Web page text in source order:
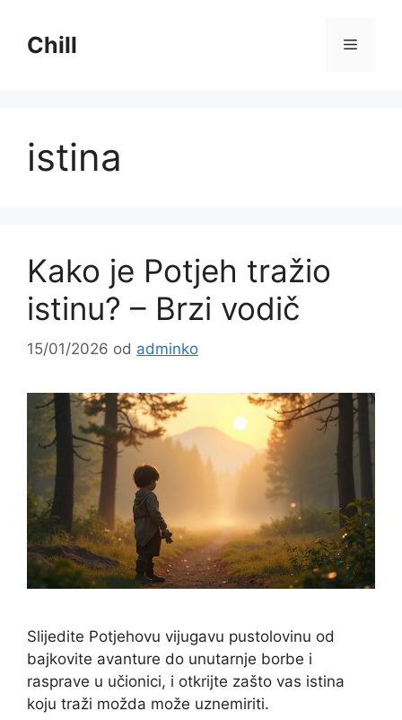
sadržajChill
istina
Kako je Potjeh tražio
istinu? – Brzi vodič
15/01/2026 od adminko
Slijedite Potjehovu vijugavu pustolovinu od
bajkovite avanture do unutarnje borbe i
rasprave u učionici, i otkrijte zašto vas istina
koju traži možda može uznemiriti.